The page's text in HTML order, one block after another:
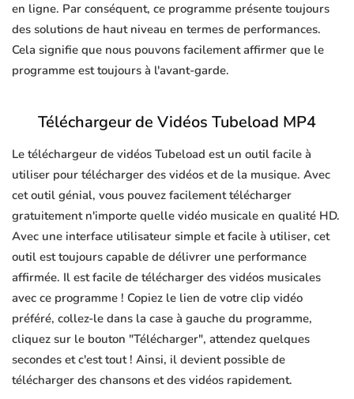
en ligne. Par conséquent, ce programme présente toujours
des solutions de haut niveau en termes de performances.
Cela signifie que nous pouvons facilement affirmer que le
programme est toujours à l'avant-garde.
Téléchargeur de Vidéos Tubeload MP4
Le téléchargeur de vidéos Tubeload est un outil facile à
utiliser pour télécharger des vidéos et de la musique. Avec
cet outil génial, vous pouvez facilement télécharger
gratuitement n'importe quelle vidéo musicale en qualité HD.
Avec une interface utilisateur simple et facile à utiliser, cet
outil est toujours capable de délivrer une performance
affirmée. Il est facile de télécharger des vidéos musicales
avec ce programme ! Copiez le lien de votre clip vidéo
préféré, collez-le dans la case à gauche du programme,
cliquez sur le bouton "Télécharger", attendez quelques
secondes et c'est tout ! Ainsi, il devient possible de
télécharger des chansons et des vidéos rapidement.